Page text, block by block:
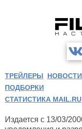
ТРЕЙЛЕРЫ НОВОСТИ
ПОДБОРКИ
СТАТИСТИКА MAIL.RU
Издается с 13/03/